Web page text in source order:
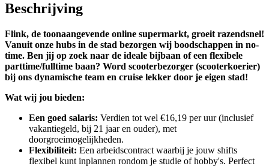
Beschrijving
Flink, de toonaangevende online supermarkt, groeit razendsnel!
Vanuit onze hubs in de stad bezorgen wij boodschappen in no-
time. Ben jij op zoek naar de ideale bijbaan of een flexibele
parttime/fulltime baan? Word scooterbezorger (scooterkoerier)
bij ons dynamische team en cruise lekker door je eigen stad!
Wat wij jou bieden:
Een goed salaris: Verdien tot wel €16,19 per uur (inclusief
vakantiegeld, bij 21 jaar en ouder), met
doorgroeimogelijkheden.
Flexibiliteit: Een arbeidscontract waarbij je jouw shifts
flexibel kunt inplannen rondom je studie of hobby's. Perfect